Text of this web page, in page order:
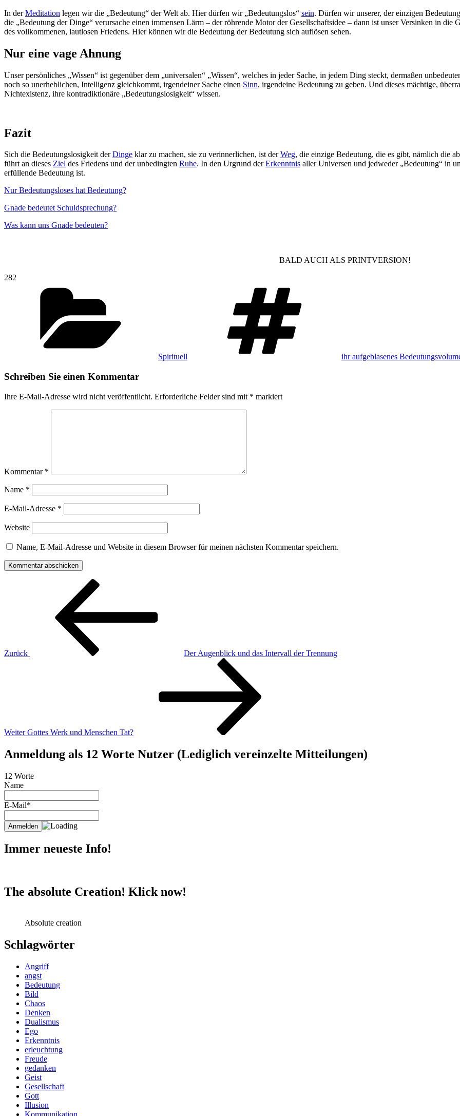
In derMeditation legen wir die „Bedeutung“ der Welt ab. Hier dürfen wir „Bedeutungslos“ sein. Dürfen wir unserer, der einzigen
die „Bedeutung der Dinge“ verursache einen immensen Lärm – der röhrende Motor der Gesellschaftsidee – dann ist unser Versinken in
des vollkommenen, lautlosen Friedens. Hier können wir die Bedeutung der Bedeutung sich auflösen sehen.
Nur eine vage Ahnung
Unser persönliches „Wissen“ ist gegenüber dem „universalen“ „Wissen“, welches in jeder Sache, in jedem Ding steckt, dermaßen
noch so unerheblichen, Intelligenz gleichkommt, irgendeiner Sache einen Sinn, irgendeine Bedeutung zu geben. Und dieses mächtige,
Nichtexistenz, ihre kontradiktionäre „Bedeutungslosigkeit“ wissen.
Fazit
Sich die Bedeutungslosigkeit derDinge klar zu machen, sie zu verinnerlichen, ist derWeg, die einzige Bedeutung, die es gibt, nämlich die
führt an dieses Ziel des Friedens und der unbedingten Ruhe. In den Urgrund derErkenntnis aller Universen und jedweder „Bedeutung“ in
erfüllende Bedeutung ist.
Nur Bedeutungsloses hat Bedeutung?
Gnade bedeutet Schuldsprechung?
Was kann uns Gnade bedeuten?
BALD AUCH ALS PRINTVERSION!
282
Spirituell ihr aufgeblasenes
Schreiben Sie einen Kommentar
Ihre E-Mail-Adresse wird nicht veröffentlicht. Erforderliche Felder sind mit * markiert
Kommentar *
Name *
E-Mail-Adresse *
Website
Name, E-Mail-Adresse und Website in diesem Browser für meinen nächsten Kommentar speichern.
Beitragsnavigation
Zurück
Der Augenblick und das Intervall der Trennung
Weiter Gottes Werk und Menschen Tat?
Anmeldung als 12 Worte Nutzer (Lediglich vereinzelte Mitteilungen)
12 Worte
Name
E-Mail*
Immer neueste Info!
The absolute Creation! Klick now!
Absolute creation
Schlagwörter
Angriff
angst
Bedeutung
Bild
Chaos
Denken
Dualismus
Ego
Erkenntnis
erleuchtung
Freude
gedanken
Geist
Gesellschaft
Gott
Illusion
Kommunikation